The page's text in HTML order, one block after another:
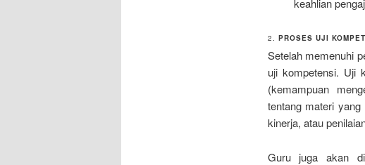
keahlian
2. PROSES UJI
Setelah memenuhi
uji kompetensi. Uji
(kemampuan
tentang materi
kinerja, atau
Guru juga akan